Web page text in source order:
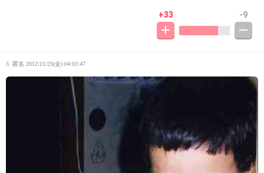
+33 -9
3. 匿名 2012/11/23(金) 04:03:47